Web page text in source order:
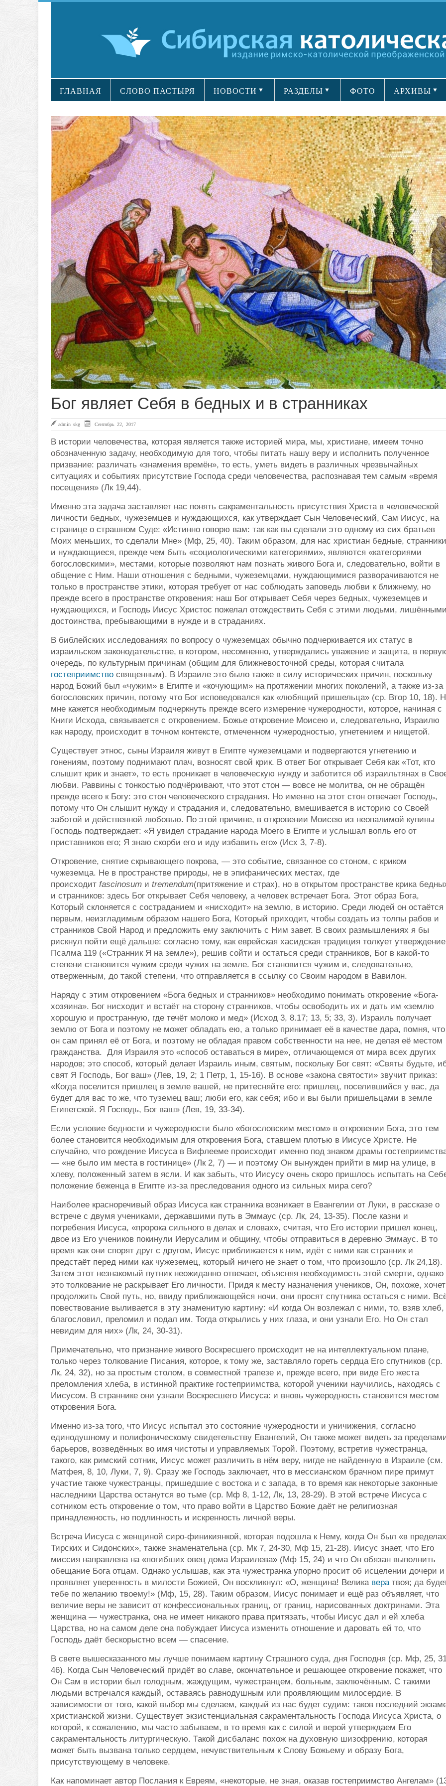
ГЛАВНАЯ СЛОВО ПАСТЫРЯ НОВОСТИ РАЗДЕЛЫ ФОТО АРХИВЫ
Бог являет Себя в бедных и в странниках
admin skg Сентябрь 22, 2017
В истории человечества, которая является также историей мира, мы, христиане, имеем точно
обозначенную задачу, необходимую для того, чтобы питать нашу веру и исполнить полученное
призвание: различать «знамения времён», то есть, уметь видеть в различных чрезвычайных
ситуациях и событиях присутствие Господа среди человечества, распознавая тем самым «время
посещения» (Лк 19,44).
Именно эта задача заставляет нас понять сакраментальность присутствия Христа в человеческой
личности бедных, чужеземцев и нуждающихся, как утверждает Сын Человеческий, Сам Иисус, на
странице о страшном Суде: «Истинно говорю вам: так как вы сделали это одному из сих братьев
Моих меньших, то сделали Мне» (Мф, 25, 40). Таким образом, для нас христиан бедные, странники
и нуждающиеся, прежде чем быть «социологическими категориями», являются «категориями
богословскими», местами, которые позволяют нам познать живого Бога и, следовательно, войти в
общение с Ним. Наши отношения с бедными, чужеземцами, нуждающимися разворачиваются не
только в пространстве этики, которая требует от нас соблюдать заповедь любви к ближнему, но
прежде всего в пространстве откровения: наш Бог открывает Себя через бедных, чужеземцев и
нуждающихся, и Господь Иисус Христос пожелал отождествить Себя с этими людьми,
достоинства, пребывающими в нужде и в страданиях.
В библейских исследованиях по вопросу о чужеземцах обычно подчеркивается их статус в
израильском законодательстве, в котором, несомненно, утверждались уважение и защита, в
очередь, по культурным причинам (общим для ближневосточной среды, которая считала
гостеприимство священным). В Израиле это было также в силу исторических причин, поскольку
народ Божий был «чужим» в Египте и «кочующим» на протяжении многих поколений, а также из-за
богословских причин, потому что Бог исповедовался как «любящий пришельца» (ср. Втор 10, 18).
мне кажется необходимым подчеркнуть прежде всего измерение чужеродности, которое, начиная с
Книги Исхода, связывается с откровением. Божье откровение Моисею и, следовательно, Израилю
как народу, происходит в точном контексте, отмеченном чужеродностью, угнетением и нищетой.
Существует этнос, сыны Израиля живут в Египте чужеземцами и подвергаются угнетению и
гонениям, поэтому поднимают плач, возносят свой крик. В ответ Бог открывает Себя как «Тот, кто
слышит крик и знает», то есть проникает в человеческую нужду и заботится об израильтянах в
любви. Раввины с тонкостью подчёркивают, что этот стон — вовсе не молитва, он не обращён
прежде всего к Богу: это стон человеческого страдания. Но именно на этот стон отвечает Господь,
потому что Он слышит нужду и страдания и, следовательно, вмешивается в историю со Своей
заботой и действенной любовью. По этой причине, в откровении Моисею из неопалимой купины
Господь подтверждает: «Я увидел страдание народа Моего в Египте и услышал вопль его от
приставников его; Я знаю скорби его и иду избавить его» (Исх 3, 7-8).
Откровение, снятие скрывающего покрова, — это событие, связанное со стоном, с криком
чужеземца. Не в пространстве природы, не в эпифанических местах, где
происходит fascinosum и tremendum(притяжение и страх), но в открытом пространстве крика
и странников: здесь Бог открывает Себя человеку, а человек встречает Бога. Этот образ Бога,
Который склоняется с состраданием и «нисходит» на землю, в историю. Среди людей он остаётся
первым, неизгладимым образом нашего Бога, Который приходит, чтобы создать из толпы рабов и
странников Свой Народ и предложить ему заключить с Ним завет. В своих размышлениях я бы
рискнул пойти ещё дальше: согласно тому, как еврейская хасидская традиция толкует утверждение
Псалма 119 («Странник Я на земле»), решив сойти и остаться среди странников, Бог в какой-то
степени становится чужим среди чужих на земле. Бог становится чужим и, следовательно,
отверженным, до такой степени, что отправляется в ссылку со Своим народом в Вавилон.
Наряду с этим откровением «Бога бедных и странников» необходимо понимать откровение «Бога-
хозяина». Бог нисходит и встаёт на сторону странников, чтобы освободить их и дать им «землю
хорошую и пространную, где течёт молоко и мед» (Исход 3, 8.17; 13, 5; 33, 3). Израиль получает
землю от Бога и поэтому не может обладать ею, а только принимает её в качестве дара, помня, что
он сам принял её от Бога, и поэтому не обладая правом собственности на нее, не делая её местом
гражданства. Для Израиля это «способ оставаться в мире», отличающемся от мира всех других
народов; это способ, который делает Израиль иным, святым, поскольку Бог свят: «Святы будьте,
свят Я Господь, Бог ваш» (Лев, 19, 2; 1 Петр, 1, 15-16). В основе «закона святости» звучит приказ:
«Когда поселится пришлец в земле вашей, не притесняйте его: пришлец, поселившийся у вас, да
будет для вас то же, что туземец ваш; люби его, как себя; ибо и вы были пришельцами в земле
Египетской. Я Господь, Бог ваш» (Лев, 19, 33-34).
Если условие бедности и чужеродности было «богословским местом» в откровении Бога, это тем
более становится необходимым для откровения Бога, ставшем плотью в Иисусе Христе. Не
случайно, что рождение Иисуса в Вифлееме происходит именно под знаком драмы
— «не было им места в гостинице» (Лк 2, 7) — и поэтому Он вынужден прийти в мир на улице, в
хлеву, положенный затем в ясли. И как забыть, что Иисусу очень скоро пришлось испытать на
положение беженца в Египте из-за преследования одного из сильных мира сего?
Наиболее красноречивый образ Иисуса как странника возникает в Евангелии от Луки, в рассказе о
встрече с двумя учениками, державшими путь в Эммаус (ср. Лк, 24, 13-35). После казни и
погребения Иисуса, «пророка сильного в делах и словах», считая, что Его истории пришел конец,
двое из Его учеников покинули Иерусалим и общину, чтобы отправиться в деревню Эммаус. В то
время как они спорят друг с другом, Иисус приближается к ним, идёт с ними как странник и
предстаёт перед ними как чужеземец, который ничего не знает о том, что произошло (ср. Лк 24,18).
Затем этот незнакомый путник неожиданно отвечает, объясняя необходимость этой смерти, однако
это толкование не раскрывает Его личности. Придя к месту назначения учеников, Он, похоже, хочет
продолжить Свой путь, но, ввиду приближающейся ночи, они просят спутника остаться с ними.
повествование выливается в эту знаменитую картину: «И когда Он возлежал с ними, то, взяв хлеб,
благословил, преломил и подал им. Тогда открылись у них глаза, и они узнали Его. Но Он стал
невидим для них» (Лк, 24, 30-31).
Примечательно, что признание живого Воскресшего происходит не на интеллектуальном плане,
только через толкование Писания, которое, к тому же, заставляло гореть сердца Его спутников (ср.
Лк, 24, 32), но за простым столом, в совместной трапезе и, прежде всего, при виде Его жеста
преломления хлеба, в истинной практике гостеприимства, которой ученики научились, находясь с
Иисусом. В страннике они узнали Воскресшего Иисуса: и вновь чужеродность становится местом
откровения Бога.
Именно из-за того, что Иисус испытал это состояние чужеродности и уничижения, согласно
единодушному и полифоническому свидетельству Евангелий, Он также может видеть за
барьеров, возведённых во имя чистоты и управляемых Торой. Поэтому, встретив чужестранца,
такого, как римский сотник, Иисус может различить в нём веру, нигде не найденную в Израиле (см.
Матфея, 8, 10, Луки, 7, 9). Сразу же Господь заключает, что в мессианском брачном пире примут
участие также чужестранцы, пришедшие с востока и с запада, в то время как некоторые законные
наследники Царства останутся во тьме (ср. Мф 8, 1-12, Лк, 13, 28-29). В этой встрече Иисуса с
сотником есть откровение о том, что право войти в Царство Божие даёт не религиозная
принадлежность, но подлинность и искренность личной веры.
Встреча Иисуса с женщиной сиро-финикиянкой, которая подошла к Нему, когда Он был «в пределах
Тирских и Сидонских», также знаменательна (ср. Мк 7, 24-30, Мф 15, 21-28). Иисус знает, что Его
миссия направлена ​​на «погибших овец дома Израилева» (Мф 15, 24) и что Он обязан выполнить
обещание Бога отцам. Однако услышав, как эта чужестранка упорно просит об исцелении дочери и
проявляет уверенность в милости Божией, Он воскликнул: «О, женщина! Велика вера твоя; да
тебе по желанию твоему!» (Мф, 15, 28). Таким образом, Иисус понимает и ещё раз объявляет, что
величие веры не зависит от конфессиональных границ, от границ, нарисованных доктринами. Эта
женщина — чужестранка, она не имеет никакого права притязать, чтобы Иисус дал и ей хлеба
Царства, но на самом деле она побуждает Иисуса изменить отношение и даровать ей то, что
Господь даёт бескорыстно всем — спасение.
В свете вышесказанного мы лучше понимаем картину Страшного суда, дня Господня (ср. Мф, 25,
46). Когда Сын Человеческий придёт во славе, окончательное и решающее откровение покажет, что
Он Сам в истории был голодным, жаждущим, чужестранцем, больным, заключённым. С такими
людьми встречался каждый, оставаясь равнодушным или проявляющим милосердие. В
зависимости от того, какой выбор мы сделаем, каждый из нас будет судим: таков последний
христианской жизни. Существует экзистенциальная сакраментальность Господа Иисуса Христа, о
которой, к сожалению, мы часто забываем, в то время как с силой и верой утверждаем Его
сакраментальность литургическую. Такой дисбаланс похож на духовную шизофрению, которая
может быть вызвана только сердцем, нечувствительным к Слову Божьему и образу Бога,
присутствующему в человеке.
Как напоминает автор Послания к Евреям, «некоторые, не зная, оказав гостеприимство Ангелам»